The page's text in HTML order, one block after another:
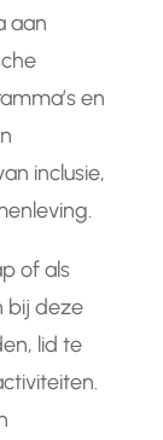
aan
en
inclusie,
of als
bij deze
lid te